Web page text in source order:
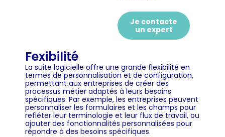
Je contacte
un expert
Fexibilité
La suite logicielle offre une grande flexibilité en
termes de personnalisation et de configuration,
permettant aux entreprises de créer des
processus métier adaptés à leurs besoins
spécifiques. Par exemple, les entreprises peuvent
personnaliser les formulaires et les champs pour
refléter leur terminologie et leur flux de travail, ou
ajouter des fonctionnalités personnalisées pour
répondre à des besoins spécifiques.